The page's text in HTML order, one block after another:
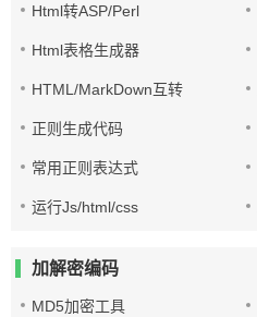
Html转ASP/Perl
Html表格生成器
HTML/MarkDown互转
正则生成代码
常用正则表达式
运行Js/html/css
加解密编码
MD5加密工具